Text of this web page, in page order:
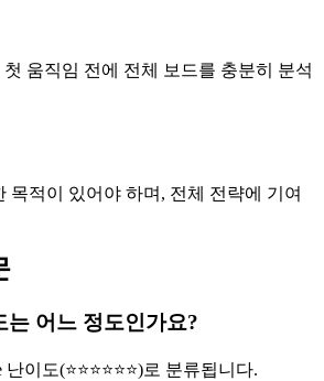
첫 움직임 전에 전체 보드를 충분히 분석
목적이 있어야 하며, 전체 전략에 기여
는 어느 정도인가요?
이도(⭐⭐⭐⭐⭐⭐)로 분류됩니다.